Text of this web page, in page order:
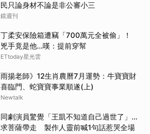
民只論身材不論是非公審小三
鏡週刊
丁柔安保險箱遭竊「700萬元全被偷」！
兇手竟是他...嘆：提前穿幫
ETtoday星光雲
雨揚老師》12生肖農曆7月運勢：牛寶寶財
喜臨門、蛇寶寶事業順遂(上)
Newtalk
同劇演員驚覺「王凱不知道自己過世了」...
求菩薩帶走 製作人靈前喊1句話惹哭全場